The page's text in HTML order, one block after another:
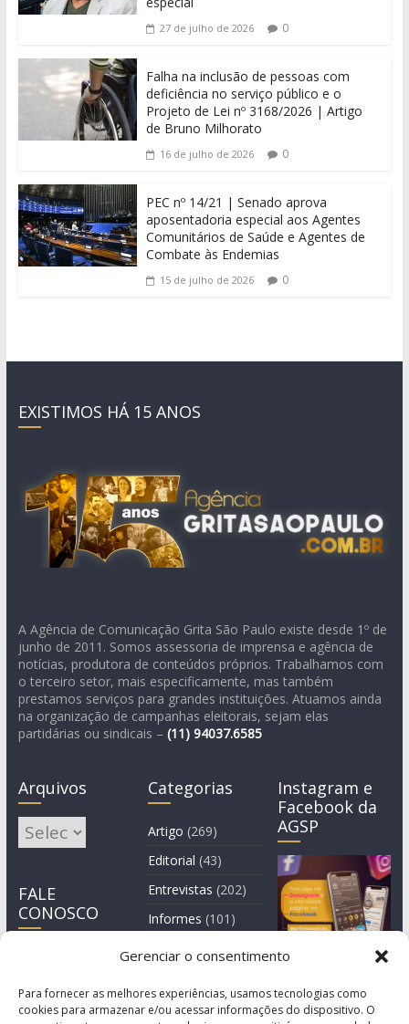
Gerenciar o consentimento
Para fornecer as melhores experiências, usamos tecnologias como
cookies para armazenar e/ou acessar informações do dispositivo. O
27 de julho de 2026 0
Falha na inclusão de pessoas com
deficiência no serviço público e o
Projeto de Lei nº 3168/2026 | Artigo
de Bruno Milhorato
16 de julho de 2026 0
PEC nº 14/21 | Senado aprova
aposentadoria especial aos Agentes
Comunitários de Saúde e Agentes de
Combate às Endemias
15 de julho de 2026 0
EXISTIMOS HÁ 15 ANOS
A Agência de Comunicação Grita São Paulo existe desde 1º de
junho de 2011. Somos assessoria de imprensa e agência de
notícias, produtora de conteúdos próprios. Trabalhamos com
o terceiro setor, mais especificamente, mas também
prestamos serviços para grandes instituições. Atuamos ainda
na organização de campanhas eleitorais, sejam elas
partidárias ou sindicais – (11) 94037.6585
Arquivos
Arquivos
FALE
CONOSCO
Categorias
Artigo (269)
Editorial (43)
Entrevistas (202)
Informes (101)
Manchete
Instagram e
Facebook da
AGSP